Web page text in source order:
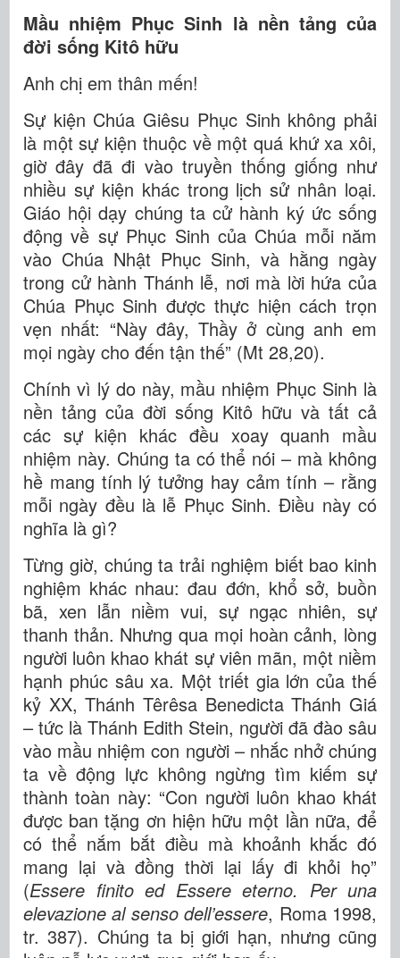
Mầu nhiệm Phục Sinh là nền tảng của
đời sống Kitô hữu
Anh chị em thân mến!
Sự kiện Chúa Giêsu Phục Sinh không phải
là một sự kiện thuộc về một quá khứ xa xôi,
giờ đây đã đi vào truyền thống giống như
nhiều sự kiện khác trong lịch sử nhân loại.
Giáo hội dạy chúng ta cử hành ký ức sống
động về sự Phục Sinh của Chúa mỗi năm
vào Chúa Nhật Phục Sinh, và hằng ngày
trong cử hành Thánh lễ, nơi mà lời hứa của
Chúa Phục Sinh được thực hiện cách trọn
vẹn nhất: “Này đây, Thầy ở cùng anh em
mọi ngày cho đến tận thế” (Mt 28,20).
Chính vì lý do này, mầu nhiệm Phục Sinh là
nền tảng của đời sống Kitô hữu và tất cả
các sự kiện khác đều xoay quanh mầu
nhiệm này. Chúng ta có thể nói – mà không
hề mang tính lý tưởng hay cảm tính – rằng
mỗi ngày đều là lễ Phục Sinh. Điều này có
nghĩa là gì?
Từng giờ, chúng ta trải nghiệm biết bao kinh
nghiệm khác nhau: đau đớn, khổ sở, buồn
bã, xen lẫn niềm vui, sự ngạc nhiên, sự
thanh thản. Nhưng qua mọi hoàn cảnh, lòng
người luôn khao khát sự viên mãn, một niềm
hạnh phúc sâu xa. Một triết gia lớn của thế
kỷ XX, Thánh Têrêsa Benedicta Thánh Giá
– tức là Thánh Edith Stein, người đã đào sâu
vào mầu nhiệm con người – nhắc nhở chúng
ta về động lực không ngừng tìm kiếm sự
thành toàn này: “Con người luôn khao khát
được ban tặng ơn hiện hữu một lần nữa, để
có thể nắm bắt điều mà khoảnh khắc đó
mang lại và đồng thời lại lấy đi khỏi họ”
(Essere finito ed Essere eterno. Per una
elevazione al senso dell’essere, Roma 1998,
tr. 387). Chúng ta bị giới hạn, nhưng cũng